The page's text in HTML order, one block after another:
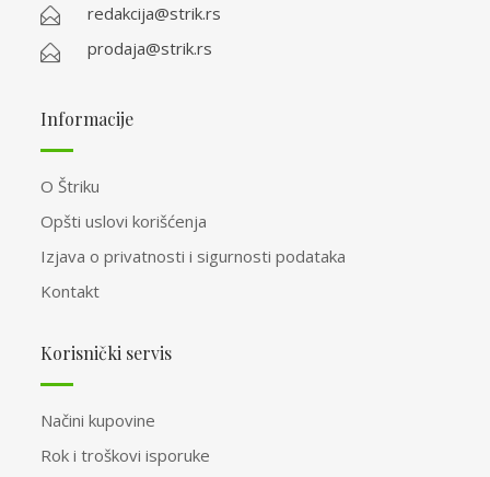
redakcija@strik.rs
prodaja@strik.rs
Informacije
O Štriku
Opšti uslovi korišćenja
Izjava o privatnosti i sigurnosti podataka
Kontakt
Korisnički servis
Načini kupovine
Rok i troškovi isporuke